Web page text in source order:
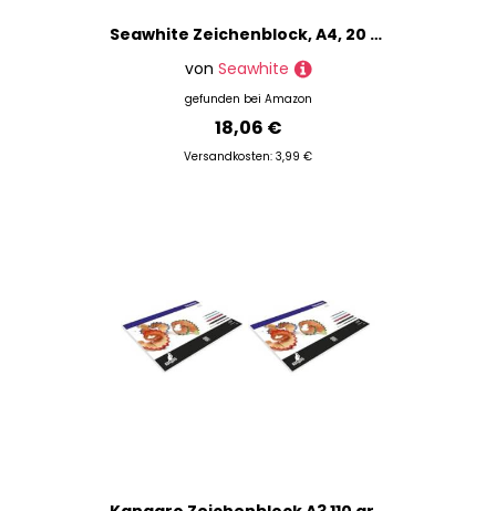
Seawhite Zeichenblock, A4, 20 Blatt, 300 g/m², säurefrei
von Seawhite
gefunden bei Amazon
18,06 €
Versandkosten: 3,99 €